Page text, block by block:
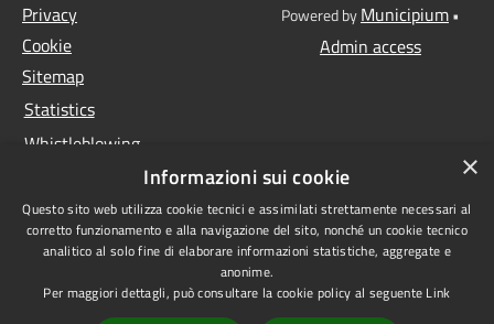
Privacy
Cookie
Sitemap
Statistics
Whistleblowing
Anti-money laundering
Supplier register
Declaration of
Powered byMunicipium•
Admin access
×
Informazioni sui cookie
Questo sito web utilizza cookie tecnici e assimilati strettamente necessari al
corretto funzionamento e alla navigazione del sito, nonché un cookie tecnico
analitico al solo fine di elaborare informazioni statistiche, aggregate e
anonime.
Per maggiori dettagli, può consultare la cookie policy al seguente Link